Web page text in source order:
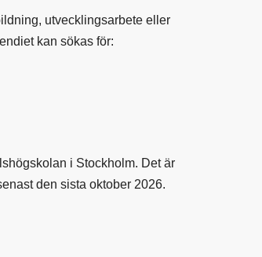
utvecklingsarbete eller
kan sökas för:
i Stockholm. Det är
den sista oktober 2026.